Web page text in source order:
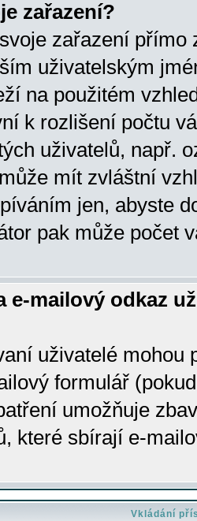
zařazení?
zařazení přímo
uživatelským
na použitém
k rozlišení počtu
uživatelů, např.
mít zvláštní
jen, abyste
pak může počet
e-mailový odkaz
uživatelé mohou
formulář
umožňuje
které sbírají e-
Vkládání